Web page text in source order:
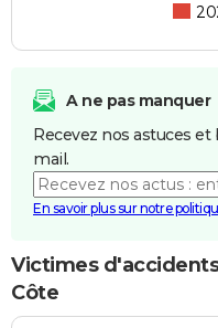
A ne pas manquer
Recevez nos astuces
mail.
En savoir plus sur notre
Victimes
Côte